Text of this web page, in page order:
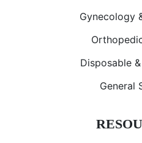
Gynecology
Disposable
General